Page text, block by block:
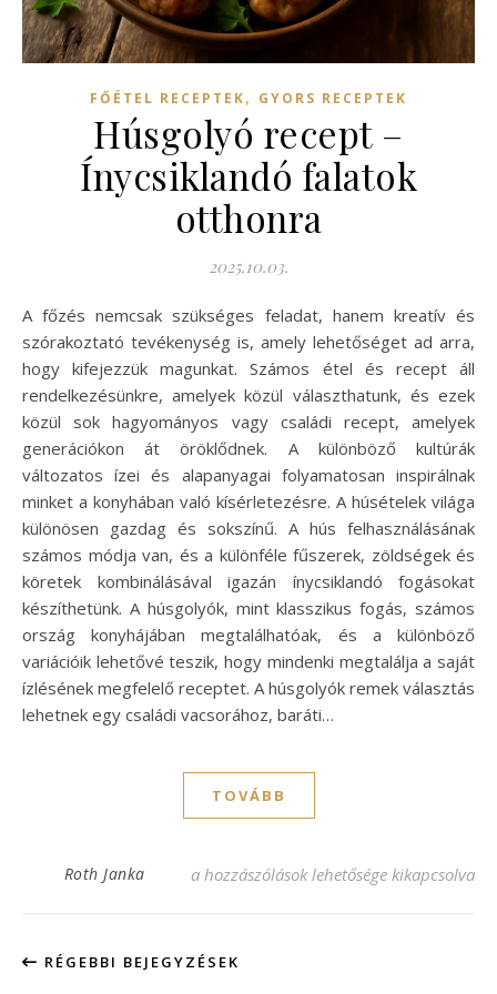
FŐÉTEL RECEPTEK, GYORS RECEPTEK
Húsgolyó recept –
Ínycsiklandó falatok
otthonra
2025.10.03.
A főzés nemcsak szükséges feladat, hanem kreatív és
szórakoztató tevékenység is, amely lehetőséget ad arra,
hogy kifejezzük magunkat. Számos étel és recept áll
rendelkezésünkre, amelyek közül választhatunk, és ezek
közül sok hagyományos vagy családi recept, amelyek
generációkon át öröklődnek. A különböző kultúrák
változatos ízei és alapanyagai folyamatosan inspirálnak
minket a konyhában való kísérletezésre. A húsételek világa
különösen gazdag és sokszínű. A hús felhasználásának
számos módja van, és a különféle fűszerek, zöldségek és
köretek kombinálásával igazán ínycsiklandó fogásokat
készíthetünk. A húsgolyók, mint klasszikus fogás, számos
ország konyhájában megtalálhatóak, és a különböző
variációik lehetővé teszik, hogy mindenki megtalálja a saját
ízlésének megfelelő receptet. A húsgolyók remek választás
lehetnek egy családi vacsorához, baráti…
TOVÁBB
Roth Janka Húsgolyó recept – Ínycsiklandó falatok
a hozzászólások lehetősége kikapcsolva
RÉGEBBI BEJEGYZÉSEK